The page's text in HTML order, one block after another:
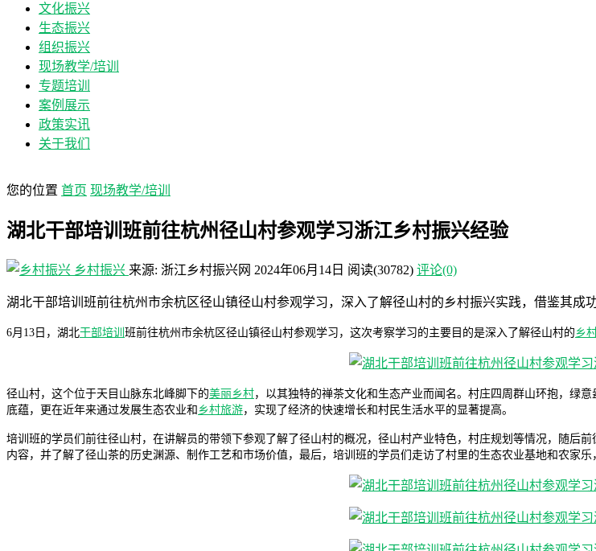
文化振兴
生态振兴
组织振兴
现场教学/培训
专题培训
案例展示
政策实讯
关于我们
您的位置 首页 现场教学/培训
湖北干部培训班前往杭州径山村参观学习浙江乡村振兴经验
乡村振兴 来源: 浙江乡村振兴网 2024年06月14日 阅读(30782) 评论(0)
湖北干部培训班前往杭州市余杭区径山镇径山村参观学习，深入了解径山村的乡村振兴实践，借鉴其
6月13日，湖北干部培训 班前往杭州市余杭区径山镇径山村参观学习，这次考察学习的主要目的是深入了解径山村的乡
径山村，这个位于天目山脉东北峰脚下的美丽乡村，以其独特的禅茶文化和生态产业而闻名。村庄四周群山环抱，绿
底蕴，更在近年来通过发展生态农业和乡村旅游，实现了经济的快速增长和村民生活水平的显著提高。
培训班的学员们前往径山村，在讲解员的带领下参观了解了径山村的概况，径山村产业特色，村庄规划等情况，随后
内容，并了解了径山茶的历史渊源、制作工艺和市场价值，最后，培训班的学员们走访了村里的生态农业基地和农家